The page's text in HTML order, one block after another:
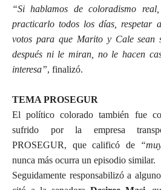
“Si hablamos de coloradismo
practicarlo todos los días, respetar
votos para que Marito y Cale sean
después ni le miran, no le hacen
interesa”, finalizó.
TEMA PROSEGUR
El político colorado también fue
sufrido por la empresa
PROSEGUR, que calificó de
nunca más ocurra un episodio similar.
Seguidamente responsabilizó a